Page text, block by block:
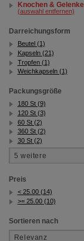
Knochen & Gelenke
(auswahl entfernen)
Darreichungsform
Beutel (1)
Kapseln (21)
Tropfen (1)
Weichkapseln (1)
Packungsgröße
180 St (9)
120 St (3)
60 St (2)
360 St (2)
30 St (2)
Preis
< 25.00 (14)
>= 25.00 (10)
Sortieren nach